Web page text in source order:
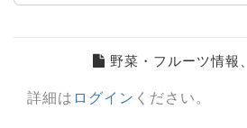
野菜・フルーツ情報
詳細は ログイン ください。